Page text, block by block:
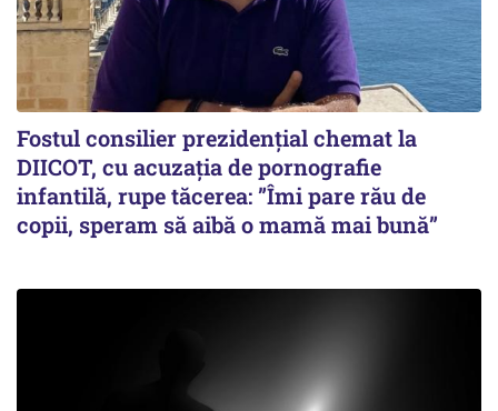
Fostul consilier prezidențial chemat la
DIICOT, cu acuzația de pornografie
infantilă, rupe tăcerea: ”Îmi pare rău de
copii, speram să aibă o mamă mai bună”